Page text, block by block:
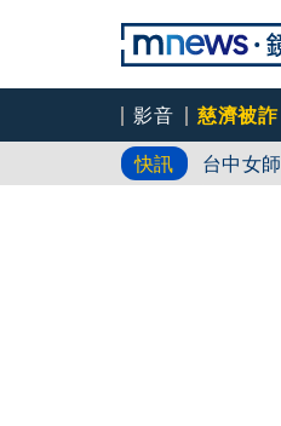
影音 慈濟被詐
快訊
台中女
姜厚任